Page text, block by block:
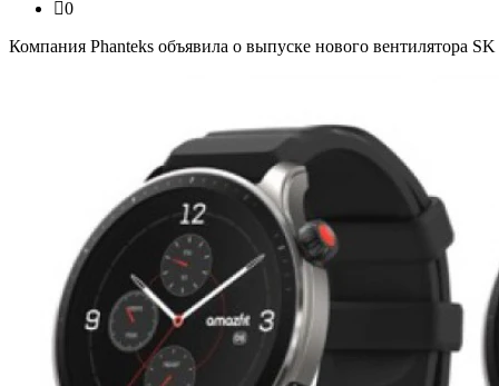
0
Компания Phanteks объявила о выпуске нового вентилятора